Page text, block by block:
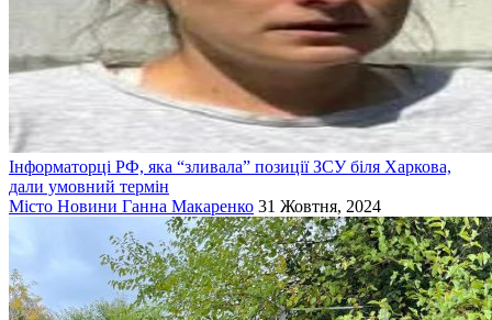
Інформаторці РФ, яка “зливала” позиції ЗСУ біля Харкова,
дали умовний термін
Місто Новини Ганна Макаренко 31 Жовтня, 2024